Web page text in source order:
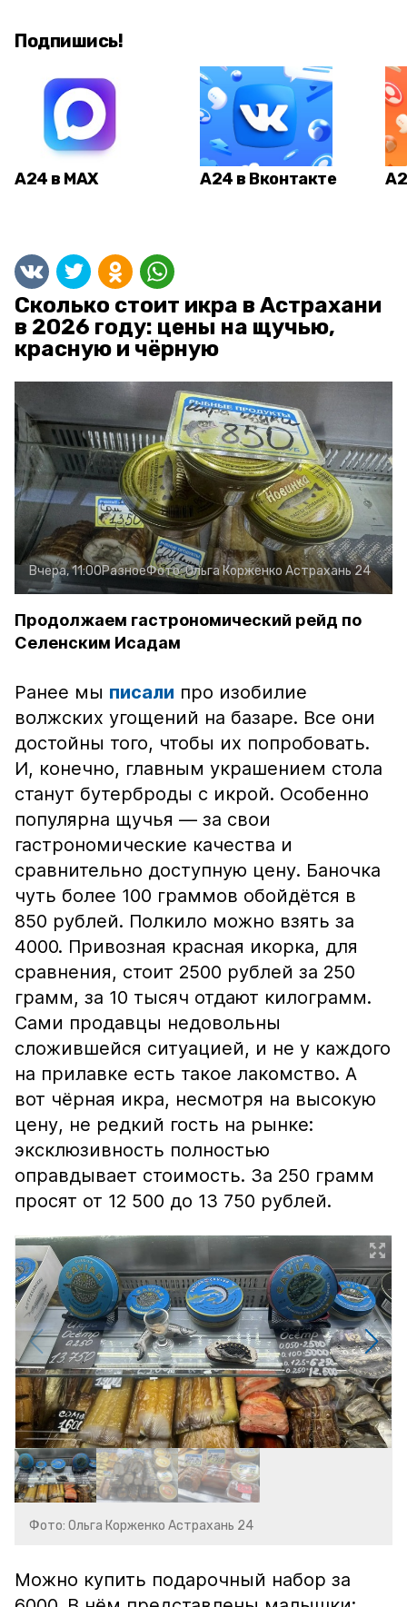
Подпишись!
А24 в MAX А24 в Вконтакте
Сколько стоит икра в Астрахани
в 2026 году: цены на щучью,
красную и чёрную
Вчера, 11:00РазноеФото:Ольга Корженко Астрахань 24
Продолжаем гастрономический рейд по
Селенским Исадам
Ранее мы писали про изобилие
волжских угощений на базаре. Все они
достойны того, чтобы их попробовать.
И, конечно, главным украшением стола
станут бутерброды с икрой. Особенно
популярна щучья — за свои
гастрономические качества и
сравнительно доступную цену. Баночка
чуть более 100 граммов обойдётся в
850 рублей. Полкило можно взять за
4000. Привозная красная икорка, для
сравнения, стоит 2500 рублей за 250
грамм, за 10 тысяч отдают килограмм.
Сами продавцы недовольны
сложившейся ситуацией, и не у каждого
на прилавке есть такое лакомство. А
вот чёрная икра, несмотря на высокую
цену, не редкий гость на рынке:
эксклюзивность полностью
оправдывает стоимость. За 250 грамм
просят от 12 500 до 13 750 рублей.
Фото: Ольга Корженко Астрахань 24
Можно купить подарочный набор за